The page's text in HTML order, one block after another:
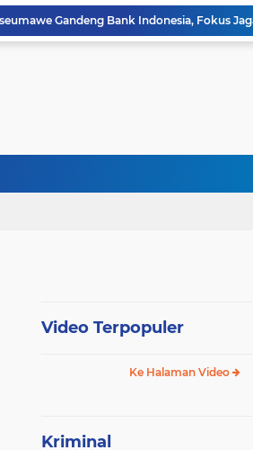
Video Terpopuler
Ke Halaman Video
Kriminal